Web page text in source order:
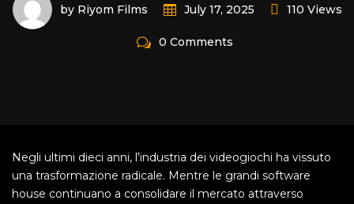
by Riyom Films July 17, 2025 110 Views
0 Comments
Negli ultimi dieci anni, l’industria dei videogiochi ha vissuto
una trasformazione radicale. Mentre le grandi software
house continuano a consolidare il mercato attraverso